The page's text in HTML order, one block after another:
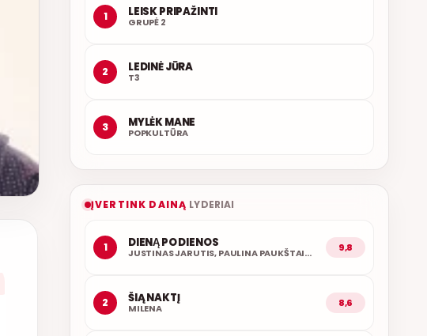
1 LEISK PRIPAŽINTI
GRUPĖ 2
2 LEDINĖ JŪRA
T3
3 MYLĖK MANE
POPKULTŪRA
ĮVERTINK DAINĄ LYDERIAI
1 DIENĄ PO DIENOS
JUSTINAS JARUTIS, PAULINA PAUKŠTAITYTĖ 9,8
2 ŠIĄ NAKTĮ
MILENA 8,6